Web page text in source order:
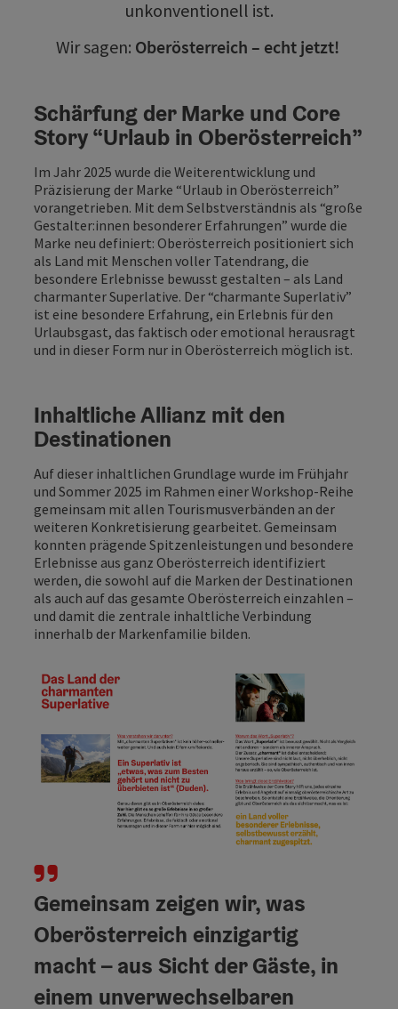
unkonventionell ist.
Wir sagen: Oberösterreich – echt jetzt!
Schärfung der Marke und Core
Story “Urlaub in Oberösterreich”
Im Jahr 2025 wurde die Weiterentwicklung und
Präzisierung der Marke “Urlaub in Oberösterreich”
vorangetrieben. Mit dem Selbstverständnis als “große
Gestalter:innen besonderer Erfahrungen” wurde die
Marke neu definiert: Oberösterreich positioniert sich
als Land mit Menschen voller Tatendrang, die
besondere Erlebnisse bewusst gestalten – als Land
charmanter Superlative. Der “charmante Superlativ”
ist eine besondere Erfahrung, ein Erlebnis für den
Urlaubsgast, das faktisch oder emotional herausragt
und in dieser Form nur in Oberösterreich möglich ist.
Inhaltliche Allianz mit den
Destinationen
Auf dieser inhaltlichen Grundlage wurde im Frühjahr
und Sommer 2025 im Rahmen einer Workshop-Reihe
gemeinsam mit allen Tourismusverbänden an der
weiteren Konkretisierung gearbeitet. Gemeinsam
konnten prägende Spitzenleistungen und besondere
Erlebnisse aus ganz Oberösterreich identifiziert
werden, die sowohl auf die Marken der Destinationen
als auch auf das gesamte Oberösterreich einzahlen –
und damit die zentrale inhaltliche Verbindung
innerhalb der Markenfamilie bilden.
Gemeinsam zeigen wir, was
Oberösterreich einzigartig
macht – aus Sicht der Gäste, in
einem unverwechselbaren